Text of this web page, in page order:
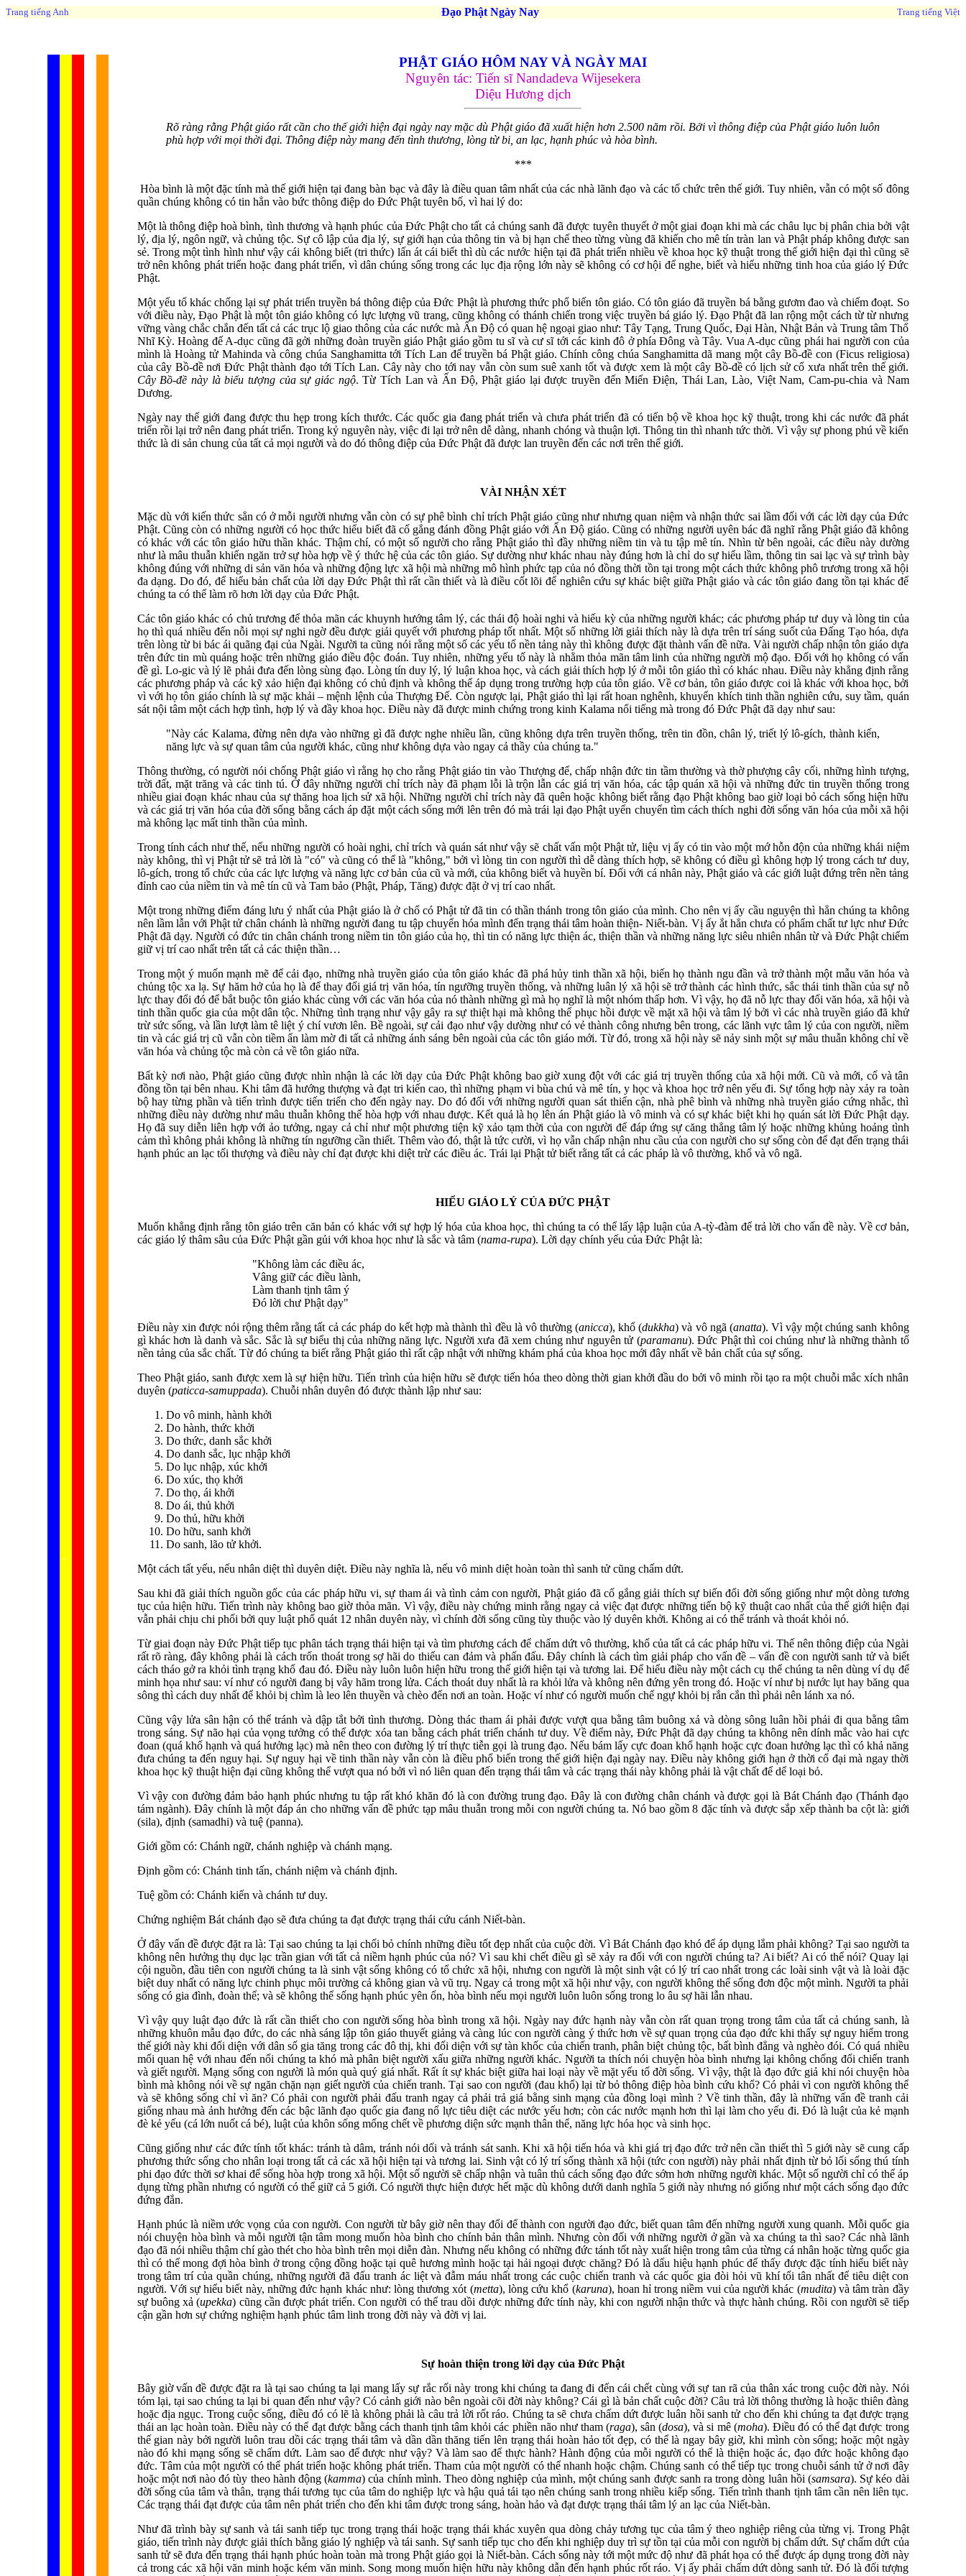
Trang tiếng Anh Đạo Phật Ngày Nay Trang tiếng Việt
.
PHẬT GIÁO HÔM NAY VÀ NGÀY MAI
Nguyên tác: Tiến sĩ Nandadeva Wijesekera
Diệu Hương dịch
Rõ ràng rằng Phật giáo rất cần cho thế giới hiện đại ngày nay mặc dù Phật giáo đã xuất hiện hơn 2.500 năm rồi. Bởi vì thông điệp của Phật giáo luôn luôn
phù hợp với mọi thời đại. Thông điệp này mang đến tình thương, lòng từ bi, an lạc, hạnh phúc và hòa bình.
***
Hòa bình là một đặc tính mà thế giới hiện tại đang bàn bạc và đây là điều quan tâm nhất của các nhà lãnh đạo và các tổ chức trên thế giới. Tuy nhiên, vẫn có một số đông
quần chúng không có tin hẳn vào bức thông điệp do Đức Phật tuyên bố, vì hai lý do:
Một là thông điệp hoà bình, tình thương và hạnh phúc của Đức Phật cho tất cả chúng sanh đã được tuyên thuyết ở một giai đoạn khi mà các châu lục bị phân chia bởi vật
lý, địa lý, ngôn ngữ, và chủng tộc. Sự cô lập của địa lý, sự giới hạn của thông tin và bị hạn chế theo từng vùng đã khiến cho mê tín tràn lan và Phật pháp không được san
sẻ. Trong một tình hình như vậy cái không biết (tri thức) lấn át cái biết thì dù các nước hiện tại đã phát triển nhiều về khoa học kỹ thuật trong thế giới hiện đại thì cũng sẽ
trở nên không phát triển hoặc đang phát triển, vì dân chúng sống trong các lục địa rộng lớn này sẽ không có cơ hội để nghe, biết và hiểu những tinh hoa của giáo lý Đức
Phật.
Một yếu tố khác chống lại sự phát triển truyền bá thông điệp của Đức Phật là phương thức phổ biến tôn giáo. Có tôn giáo đã truyền bá bằng gươm đao và chiếm đoạt. So
với điều này, Đạo Phật là một tôn giáo không có lực lượng vũ trang, cũng không có thánh chiến trong việc truyền bá giáo lý. Đạo Phật đã lan rộng một cách từ từ nhưng
vững vàng chắc chắn đến tất cả các trục lộ giao thông của các nước mà Ấn Độ có quan hệ ngoại giao như: Tây Tạng, Trung Quốc, Đại Hàn, Nhật Bản và Trung tâm Thổ
Nhĩ Kỳ. Hoàng đế A-dục cũng đã gởi những đoàn truyền giáo Phật giáo gồm tu sĩ và cư sĩ tới các kinh đô ở phía Đông và Tây. Vua A-dục cũng phái hai người con của
mình là Hoàng tử Mahinda và công chúa Sanghamitta tới Tích Lan để truyền bá Phật giáo. Chính công chúa Sanghamitta dã mang một cây Bồ-đề con (Ficus religiosa)
của cây Bồ-đề nơi Đức Phật thành đạo tới Tích Lan. Cây này cho tới nay vẫn còn sum suê xanh tốt và được xem là một cây Bồ-đề có lịch sử cổ xưa nhất trên thế giới.
Cây Bồ-đề này là biểu tượng của sự giác ngộ. Từ Tích Lan và Ấn Độ, Phật giáo lại được truyền đến Miến Điện, Thái Lan, Lào, Việt Nam, Cam-pu-chia và Nam
Dương.
Ngày nay thế giới đang được thu hẹp trong kích thước. Các quốc gia đang phát triển và chưa phát triển đã có tiến bộ về khoa học kỹ thuật, trong khi các nước đã phát
triển rồi lại trở nên đang phát triển. Trong kỷ nguyên này, việc đi lại trở nên dễ dàng, nhanh chóng và thuận lợi. Thông tin thì nhanh tức thời. Vì vậy sự phong phú về kiến
thức là di sản chung của tất cả mọi người và do đó thông điệp của Đức Phật đã được lan truyền đến các nơi trên thế giới.
VÀI NHẬN XÉT
Mặc dù với kiến thức sẳn có ở mỗi người nhưng vẫn còn có sự phê bình chỉ trích Phật giáo cũng như nhưng quan niệm và nhận thức sai lầm đối với các lời dạy của Đức
Phật. Cũng còn có những người có học thức hiểu biết đã cố gắng đánh đồng Phật giáo với Ấn Độ giáo. Cũng có những người uyên bác đã nghĩ rằng Phật giáo đã không
có khác với các tôn giáo hữu thần khác. Thậm chí, có một số người cho rằng Phật giáo thì đầy những niềm tin và tu tập mê tín. Nhìn từ bên ngoài, các điều này dường
như là mâu thuẫn khiến ngăn trở sự hòa hợp về ý thức hệ của các tôn giáo. Sự dường như khác nhau này đúng hơn là chỉ do sự hiểu lầm, thông tin sai lạc và sự trình bày
không đúng với những di sản văn hóa và những động lực xã hội mà những mô hình phức tạp của nó đồng thời tồn tại trong một cách thức không phô trương trong xã hội
đa dạng. Do đó, để hiểu bản chất của lời dạy Đức Phật thì rất cần thiết và là điều cốt lõi để nghiên cứu sự khác biệt giữa Phật giáo và các tôn giáo đang tồn tại khác để
chúng ta có thể làm rõ hơn lời dạy của Đức Phật.
Các tôn giáo khác có chủ trương để thỏa mãn các khuynh hướng tâm lý, các thái độ hoài nghi và hiếu kỳ của những người khác; các phương pháp tư duy và lòng tin của
họ thì quá nhiều đến nỗi mọi sự nghi ngờ đều được giải quyết với phương pháp tốt nhất. Một số những lời giải thích này là dựa trên trí sáng suốt của Đấng Tạo hóa, dựa
trên lòng từ bi bác ái quãng đại của Ngài. Người ta cũng nói rằng một số các yếu tố nền tảng này thì không được đặt thành vấn đề nữa. Vài người chấp nhận tôn giáo dựa
trên đức tin mù quáng hoặc trên những giáo điều độc đoán. Tuy nhiên, những yếu tố này là nhằm thỏa mãn tâm linh của những người mộ đạo. Đối với họ không có vấn
đề gì. Lo-gic và lý lẽ phải đưa đến lòng sùng đạo. Lòng tín duy lý, lý luận khoa học, và cách giải thích hợp lý ở mỗi tôn giáo thì có khác nhau. Điều này khẳng định rằng
các phương pháp và các kỹ xảo hiện đại không có chủ định và không thể áp dụng trong trường hợp của tôn giáo. Về cơ bản, tôn giáo được coi là khác với khoa học, bởi
vì với họ tôn giáo chính là sự mặc khải – mệnh lệnh của Thượng Đế. Còn ngược lại, Phật giáo thì lại rất hoan nghênh, khuyến khích tinh thần nghiên cứu, suy tầm, quán
sát nội tâm một cách hợp tình, hợp lý và đầy khoa học. Điều này đã được minh chứng trong kinh Kalama nổi tiếng mà trong đó Đức Phật đã dạy như sau:
"Này các Kalama, đừng nên dựa vào những gì đã được nghe nhiều lần, cũng không dựa trên truyền thống, trên tin đồn, chân lý, triết lý lô-gích, thành kiến,
năng lực và sự quan tâm của người khác, cũng như không dựa vào ngay cả thầy của chúng ta."
Thông thường, có người nói chống Phật giáo vì rằng họ cho rằng Phật giáo tin vào Thượng đế, chấp nhận đức tin tầm thường và thờ phượng cây cối, những hình tượng,
trời đất, mặt trăng và các tinh tú. Ở đây những người chỉ trích này đã phạm lỗi là trộn lẫn các giá trị văn hóa, các tập quán xã hội và những đức tin truyền thống trong
nhiều giai đoạn khác nhau của sự thăng hoa lịch sử xã hội. Những người chỉ trích này đã quên hoặc không biết rằng đạo Phật không bao giờ loại bỏ cách sống hiện hữu
và các giá trị văn hóa của đời sống bằng cách áp đặt một cách sống mới lên trên đó mà trái lại đạo Phật uyển chuyển tìm cách thích nghi đời sống văn hóa của mỗi xã hội
mà không lạc mất tinh thần của mình.
Trong tính cách như thế, nếu những người có hoài nghi, chỉ trích và quán sát như vậy sẽ chất vấn một Phật tử, liệu vị ấy có tin vào một mớ hỗn độn của những khái niệm
này không, thì vị Phật tử sẽ trả lời là "có" và cũng có thể là "không," bởi vì lòng tin con người thì dễ dàng thích hợp, sẽ không có điều gì không hợp lý trong cách tư duy,
lô-gích, trong tổ chức của các lực lượng và năng lực cơ bản của cũ và mới, của không biết và huyền bí. Đối với cá nhân này, Phật giáo và các giới luật đứng trên nền tảng
đỉnh cao của niềm tin và mê tín cũ và Tam bảo (Phật, Pháp, Tăng) được đặt ở vị trí cao nhất.
Một trong những điểm đáng lưu ý nhất của Phật giáo là ở chổ có Phật tử đã tin có thần thánh trong tôn giáo của mình. Cho nên vị ấy cầu nguyện thì hẳn chúng ta không
nên lầm lẫn với Phật tử chân chánh là những người đang tu tập chuyển hóa mình đến trạng thái tâm hoàn thiện- Niết-bàn. Vị ấy ắt hẳn chưa có phẩm chất tư lực như Đức
Phật đã dạy. Người có đức tin chân chánh trong niềm tin tôn giáo của họ, thì tin có năng lực thiện ác, thiện thần và những năng lực siêu nhiên nhân từ và Đức Phật chiếm
giữ vị trí cao nhất trên tất cả các thiện thần…
Trong một ý muốn mạnh mẽ để cải đạo, những nhà truyền giáo của tôn giáo khác đã phá hủy tinh thần xã hội, biến họ thành ngu đần và trở thành một mẫu văn hóa và
chủng tộc xa lạ. Sự hăm hở của họ là để thay đổi giá trị văn hóa, tín ngưỡng truyền thống, và những luân lý xã hội sẽ trở thành các hình thức, sắc thái tinh thần của sự nỗ
lực thay đổi đó để bắt buộc tôn giáo khác cùng với các văn hóa của nó thành những gì mà họ nghĩ là một nhóm thấp hơn. Vì vậy, họ đã nỗ lực thay đổi văn hóa, xã hội và
tinh thần quốc gia của một dân tộc. Những tình trạng như vậy gây ra sự thiệt hại mà không thể phục hồi được về mặt xã hội và tâm lý bởi vì các nhà truyền giáo đã khử
trừ sức sống, và lần lượt làm tê liệt ý chí vươn lên. Bề ngoài, sự cải đạo như vậy dường như có vẻ thành công nhưng bên trong, các lãnh vực tâm lý của con người, niềm
tin và các giá trị cũ vẫn còn tiềm ẩn làm mờ đi tất cả những ánh sáng bên ngoài của các tôn giáo mới. Từ đó, trong xã hội này sẽ nảy sinh một sự mâu thuẫn không chỉ về
văn hóa và chủng tộc mà còn cả về tôn giáo nữa.
Bất kỳ nơi nào, Phật giáo cũng được nhìn nhận là các lời dạy của Đức Phật không bao giờ xung đột với các giá trị truyền thống của xã hội mới. Cũ và mới, cổ và tân
đồng tồn tại bên nhau. Khi tâm đã hướng thượng và đạt tri kiến cao, thì những phạm vi bùa chú và mê tín, y học và khoa học trở nên yếu đi. Sự tổng hợp này xảy ra toàn
bộ hay từng phần và tiến trình được tiến triển cho đến ngày nay. Do đó đối với những người quan sát thiển cận, nhà phê bình và những nhà truyền giáo cứng nhắc, thì
những điều này dường như mâu thuẫn không thể hòa hợp với nhau được. Kết quả là họ lên án Phật giáo là vô minh và có sự khác biệt khi họ quán sát lời Đức Phật dạy.
Họ đã suy diễn liên hợp với ảo tưởng, ngay cả chỉ như một phương tiện kỹ xảo tạm thời của con người để đáp ứng sự căng thẳng tâm lý hoặc những khủng hoảng tình
cảm thì không phải không là những tín ngưỡng cần thiết. Thêm vào đó, thật là tức cười, vì họ vẫn chấp nhận nhu cầu của con người cho sự sống còn để đạt đến trạng thái
hạnh phúc an lạc tối thượng và điều này chỉ đạt được khi diệt trừ các điều ác. Trái lại Phật tử biết rằng tất cả các pháp là vô thường, khổ và vô ngã.
HIỂU GIÁO LÝ CỦA ĐỨC PHẬT
Muốn khẳng định rằng tôn giáo trên căn bản có khác với sự hợp lý hóa của khoa học, thì chúng ta có thể lấy lập luận của A-tỳ-đàm để trả lời cho vấn đề này. Về cơ bản,
các giáo lý thâm sâu của Đức Phật gần gủi với khoa học như là sắc và tâm (nama-rupa). Lời dạy chính yếu của Đức Phật là:
"Không làm các điều ác,
Vâng giữ các điều lành,
Làm thanh tịnh tâm ý
Đó lời chư Phật dạy"
Điều này xin được nói rộng thêm rằng tất cả các pháp do kết hợp mà thành thì đều là vô thường (anicca), khổ (dukkha) và vô ngã (anatta). Vì vậy một chúng sanh không
gì khác hơn là danh và sắc. Sắc là sự biểu thị của những năng lực. Người xưa đã xem chúng như nguyên tử (paramanu). Đức Phật thì coi chúng như là những thành tố
nền tảng của sắc chất. Từ đó chúng ta biết rằng Phật giáo thì rất cập nhật với những khám phá của khoa học mới đây nhất về bản chất của sự sống.
Theo Phật giáo, sanh được xem là sự hiện hữu. Tiến trình của hiện hữu sẽ được tiến hóa theo dòng thời gian khởi đầu do bởi vô minh rồi tạo ra một chuỗi mắc xích nhân
duyên (paticca-samuppada). Chuỗi nhân duyên đó được thành lập như sau:
Do vô minh, hành khởi
Do hành, thức khởi
Do thức, danh sắc khởi
Do danh sắc, lục nhập khởi
Do lục nhập, xúc khởi
Do xúc, thọ khởi
Do thọ, ái khởi
Do ái, thủ khởi
Do thủ, hữu khởi
Do hữu, sanh khởi
Do sanh, lão tử khởi.
Một cách tất yếu, nếu nhân diệt thì duyên diệt. Điều này nghĩa là, nếu vô minh diệt hoàn toàn thì sanh tử cũng chấm dứt.
Sau khi đã giải thích nguồn gốc của các pháp hữu vi, sự tham ái và tình cảm con người, Phật giáo đã cố gắng giải thích sự biến đổi đời sống giống như một dòng tương
tục của hiện hữu. Tiến trình này không bao giờ thỏa mãn. Vì vậy, điều này chứng minh rằng ngay cả việc đạt được những tiến bộ kỹ thuật cao nhất của thế giới hiện đại
vẫn phải chịu chi phối bởi quy luật phổ quát 12 nhân duyên này, vì chính đời sống cũng tùy thuộc vào lý duyên khởi. Không ai có thể tránh và thoát khỏi nó.
Từ giai đoạn này Đức Phật tiếp tục phân tách trạng thái hiện tại và tìm phương cách để chấm dứt vô thường, khổ của tất cả các pháp hữu vi. Thế nên thông điệp của Ngài
rất rõ ràng, đây không phải là cách trốn thoát trong sợ hãi do thiếu can đảm và phấn đấu. Đây chính là cách tìm giải pháp cho vấn đề – vấn đề con người sanh tử và biết
cách tháo gở ra khỏi tình trạng khổ đau đó. Điều này luôn luôn hiện hữu trong thế giới hiện tại và tương lai. Để hiểu điều này một cách cụ thể chúng ta nên dùng ví dụ để
minh họa như sau: ví như có người đang bị vây hãm trong lửa. Cách thoát duy nhất là ra khỏi lửa và không nên đứng yên trong đó. Hoặc ví như bị nước lụt hay băng qua
sông thì cách duy nhất để khỏi bị chìm là leo lên thuyền và chèo đến nơi an toàn. Hoặc ví như có người muốn chế ngự khỏi bị rắn cắn thì phải nên lánh xa nó.
Cũng vậy lửa sân hận có thể tránh và dập tắt bởi tình thương. Dòng thác tham ái phải được vượt qua bằng tâm buông xả và dòng sông luân hồi phải đi qua bằng tâm
trong sáng. Sự não hại của vọng tưởng có thể được xóa tan bằng cách phát triển chánh tư duy. Về điểm này, Đức Phật đã dạy chúng ta không nên dính mắc vào hai cực
đoan (quá khổ hạnh và quá hưởng lạc) mà nên theo con đường lý trí thực tiễn gọi là trung đạo. Nếu bám lấy cực đoan khổ hạnh hoặc cực đoan hưởng lạc thì có khả năng
đưa chúng ta đến nguy hại. Sự nguy hại về tinh thần này vẫn còn là điều phổ biến trong thế giới hiện đại ngày nay. Điều này không giới hạn ở thời cổ đại mà ngay thời
khoa học kỹ thuật hiện đại cũng không thể vượt qua nó bởi vì nó liên quan đến trạng thái tâm và các trạng thái này không phải là vật chất để dể loại bỏ.
Vì vậy con đường đảm bảo hạnh phúc nhưng tu tập rất khó khăn đó là con đường trung đạo. Đây là con đường chân chánh và được gọi là Bát Chánh đạo (Thánh đạo
tám ngành). Đây chính là một đáp án cho những vấn đề phức tạp mâu thuẫn trong mỗi con người chúng ta. Nó bao gồm 8 đặc tính và được sắp xếp thành ba cột là: giới
(sila), định (samadhi) và tuệ (panna).
Giới gồm có: Chánh ngữ, chánh nghiệp và chánh mạng.
Định gồm có: Chánh tinh tấn, chánh niệm và chánh định.
Tuệ gồm có: Chánh kiến và chánh tư duy.
Chứng nghiệm Bát chánh đạo sẽ đưa chúng ta đạt được trạng thái cứu cánh Niết-bàn.
Ở đây vấn đề được đặt ra là: Tại sao chúng ta lại chối bỏ chính những điều tốt đẹp nhất của cuộc đời. Vì Bát Chánh đạo khó để áp dụng lắm phải không? Tại sao người ta
không nên hưởng thụ dục lạc trần gian với tất cả niềm hạnh phúc của nó? Vì sau khi chết điều gì sẽ xảy ra đối với con người chúng ta? Ai biết? Ai có thể nói? Quay lại
cội nguồn, đầu tiên con người chúng ta là sinh vật sống không có tổ chức xã hội, nhưng con người là một sinh vật có lý trí cao nhất trong các loài sinh vật và là loài đặc
biệt duy nhất có năng lực chinh phục môi trường cả không gian và vũ trụ. Ngay cả trong một xã hội như vậy, con người không thể sống đơn độc một mình. Người ta phải
sống có gia đình, đoàn thể; và sẽ không thể sống hạnh phúc yên ổn, hòa bình nếu mọi người luôn luôn sống trong lo âu sợ hãi lẫn nhau.
Vì vậy quy luật đạo đức là rất cần thiết cho con người sống hòa bình trong xã hội. Ngày nay đức hạnh này vẫn còn rất quan trọng trong tâm của tất cả chúng sanh, là
những khuôn mẫu đạo đức, do các nhà sáng lập tôn giáo thuyết giảng và càng lúc con người càng ý thức hơn về sự quan trọng của đạo đức khi thấy sự nguy hiểm trong
thế giới này khi đối diện với dân số gia tăng trong các đô thị, khi đối diện với sự tàn khốc của chiến tranh, phân biệt chủng tộc, bất bình đẳng và nghèo đói. Có quá nhiều
mối quan hệ với nhau đến nổi chúng ta khó mà phân biệt người xấu giữa những người khác. Người ta thích nói chuyện hòa bình nhưng lại không chống đối chiến tranh
và giết người. Mạng sống con người là món quà quý giá nhất. Rất ít sự khác biệt giữa hai loại này về mặt yếu tố đời sống. Vì vậy, thật là đạo đức giả khi nói chuyện hòa
bình mà không nói về sự ngăn chặn nạn giết người của chiến tranh. Tại sao con người (đau khổ) lại từ bỏ thông điệp hòa bình cứu khổ? Có phải vì con người không thể
và sẽ không sống chỉ vì ăn? Có phải con người phải đấu tranh ngay cả phải trả giá bằng sinh mạng của đồng loại mình ? Về tinh thần, đây là những vấn đề tranh cải
giống nhau mà ảnh hưởng đến các bậc lãnh đạo quốc gia đang nổ lực tiêu diệt các nước yếu hơn; còn các nước mạnh hơn thì lại làm cho yếu đi. Đó là luật của kẻ mạnh
đè kẻ yếu (cá lớn nuốt cá bé), luật của khôn sống mống chết về phương diện sức mạnh thân thể, năng lực hóa học và sinh học.
Cũng giống như các đức tính tốt khác: tránh tà dâm, tránh nói dối và tránh sát sanh. Khi xã hội tiến hóa và khi giá trị đạo đức trở nên cần thiết thì 5 giới này sẽ cung cấp
phương thức sống cho nhân loại trong tất cả các xã hội hiện tại và tương lai. Sinh vật có lý trí sống thành xã hội (tức con người) này phải nhất định từ bỏ lối sống thú tính
phi đạo đức thời sơ khai để sống hòa hợp trong xã hội. Một số người sẽ chấp nhận và tuân thủ cách sống đạo đức sớm hơn những người khác. Một số người chỉ có thể áp
dụng từng phần nhưng có người có thể giữ cả 5 giới. Có người thực hiện được hết mặc dù không dưới danh nghĩa 5 giới này nhưng nó giống như một cách sống đạo đức
đứng đắn.
Hạnh phúc là niềm ước vọng của con người. Con người từ bây giờ nên thay đổi để thành con người đạo đức, biết quan tâm đến những người xung quanh. Mỗi quốc gia
nói chuyện hòa bình và mỗi người tận tâm mong muốn hòa bình cho chính bản thân mình. Nhưng còn đối với những người ở gần và xa chúng ta thì sao? Các nhà lãnh
đạo đã nói nhiều thậm chí gào thét cho hòa bình trên mọi diễn đàn. Nhưng nếu không có những đức tánh tốt này xuất hiện trong tâm của từng cá nhân hoặc từng quốc gia
thì có thể mong đợi hòa bình ở trong cộng đồng hoặc tại quê hương mình hoặc tại hải ngoại được chăng? Đó là dấu hiệu hạnh phúc để thấy được đặc tính hiểu biết này
trong tâm trí của quần chúng, những người đã đấu tranh ác liệt và đẫm máu nhất trong các cuộc chiến tranh và các quốc gia đòi hỏi vũ khí tối tân nhất để tiêu diệt con
người. Với sự hiểu biết này, những đức hạnh khác như: lòng thương xót (metta), lòng cứu khổ (karuna), hoan hỉ trong niềm vui của người khác (mudita) và tâm tràn đầy
sự buông xả (upekka) cũng cần được phát triển. Con người có thể trau dồi được những đức tính này, khi con người nhận thức và thực hành chúng. Rồi con người sẽ tiếp
cận gần hơn sự chứng nghiệm hạnh phúc tâm linh trong đời này và đời vị lai.
Sự hoàn thiện trong lời dạy của Đức Phật
Bây giờ vấn đề được đặt ra là tại sao chúng ta lại mang lấy sự rắc rối này trong khi chúng ta đang đi đến cái chết cùng với sự tan rã của thân xác trong cuộc đời này. Nói
tóm lại, tại sao chúng ta lại bi quan đến như vậy? Có cảnh giới nào bên ngoài cõi đời này không? Cái gì là bản chất cuộc đời? Câu trả lời thông thường là hoặc thiên đàng
hoặc địa ngục. Trong cuộc sống, điều đó có lẽ là không phải là câu trả lời rốt ráo. Chúng ta sẽ chưa chấm dứt được luân hồi sanh tử cho đến khi chúng ta đạt được trạng
thái an lạc hoàn toàn. Điều này có thể đạt được bằng cách thanh tịnh tâm khỏi các phiền não như tham (raga), sân (dosa), và si mê (moha). Điều đó có thể đạt được trong
thế gian này bởi người luôn trau dồi các trạng thái tâm và dần dần thăng tiến lên trạng thái hoàn hảo tốt đẹp, có thể là ngay bây giờ, khi mình còn sống; hoặc một ngày
nào đó khi mạng sống sẽ chấm dứt. Làm sao để được như vậy? Và làm sao để thực hành? Hành động của mỗi người có thể là thiện hoặc ác, đạo đức hoặc không đạo
đức. Tâm của một người có thể phát triển hoặc không phát triển. Tham của một người có thể nhanh hoặc chậm. Chúng sanh có thể tiếp tục trong chuỗi sánh tử ở nơi đây
hoặc một nơi nào đó tùy theo hành động (kamma) của chính mình. Theo dòng nghiệp của mình, một chúng sanh được sanh ra trong dòng luân hồi (samsara). Sự kéo dài
đời sống của tâm và thân, trạng thái tương tục của tâm do nghiệp lực và hậu quả tái tạo nên chúng sanh trong nhiều kiếp sống. Tiến trình thanh tịnh tâm cần nên liên tục.
Các trạng thái đạt được của tâm nên phát triển cho đến khi tâm được trong sáng, hoàn hảo và đạt được trạng thái tâm lý an lạc của Niết-bàn.
Như đã trình bày sự sanh và tái sanh tiếp tục trong trạng thái hoặc trạng thái khác xuyên qua dòng chảy tương tục của tâm ý theo nghiệp riêng của từng vị. Trong Phật
giáo, tiến trình này được giải thích bằng giáo lý nghiệp và tái sanh. Sự sanh tiếp tục cho đến khi nghiệp duy trì sự tồn tại của mỗi con người bị chấm dứt. Sự chấm dứt của
sanh tử sẽ đưa đến trạng thái hạnh phúc hoàn toàn mà trong Phật giáo gọi là Niết-bàn. Cách sống này tới một mức độ như đã phát họa có thể được áp dụng trong đời này
cả trong các xã hội văn minh hoặc kém văn minh. Song mong muốn hiện hữu này không dẫn đến hạnh phúc rốt ráo. Vị ấy phải chấm dứt dòng sanh tử. Đó là đối tượng